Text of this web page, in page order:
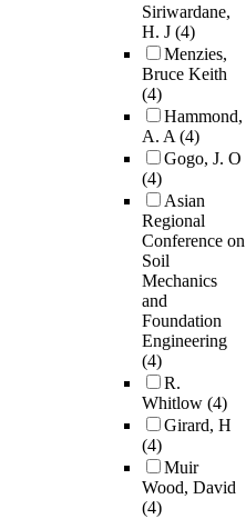
Siriwardane,
H. J (4)
Menzies,
Bruce Keith
(4)
Hammond,
A. A(4)
Gogo, J. O
(4)
Asian
Regional
Conference on
Soil
Mechanics
and
Foundation
Engineering
(4)
R.
Whitlow (4)
Girard, H
(4)
Muir
Wood, David
(4)